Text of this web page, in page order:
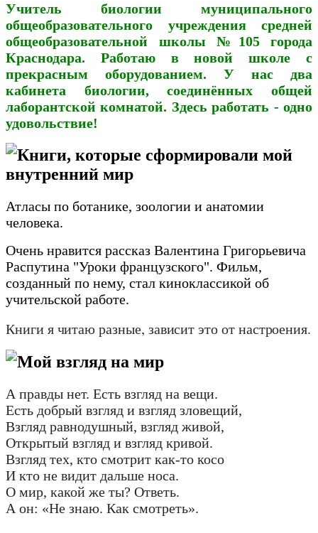
Учитель биологии муниципального
общеобразовательного учреждения средней
общеобразовательной школы №105 города
Краснодара. Работаю в новой школе с
прекрасным оборудованием. У нас два
кабинета биологии, соединённых общей
лаборантской комнатой. Здесь работать - одно
удовольствие!
Книги, которые сформировали мой
внутренний мир
Атласы по ботанике, зоологии и анатомии
человека.
Очень нравится рассказ Валентина Григорьевича
Распутина "Уроки французского". Фильм,
созданный по нему, стал киноклассикой об
учительской работе.
Книги я читаю разные, зависит это от настроения.
Мой взгляд на мир
А правды нет. Есть взгляд на вещи.
Есть добрый взгляд и взгляд зловещий,
Взгляд равнодушный, взгляд живой,
Открытый взгляд и взгляд кривой.
Взгляд тех, кто смотрит как-то косо
И кто не видит дальше носа.
О мир, какой же ты? Ответь.
А он: «Не знаю. Как смотреть».